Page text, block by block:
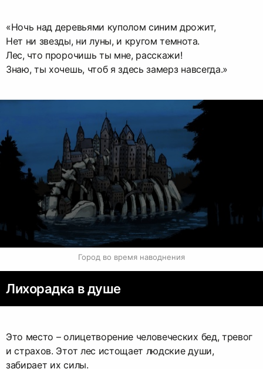
«Ночь над деревьями куполом синим дрожит,
Нет ни звезды, ни луны, и кругом темнота.
Лес, что пророчишь ты мне, расскажи!
Знаю, ты хочешь, чтоб я здесь замерз навсегда.»
Город во время наводнения
Лихорадка в душе
Это место – олицетворение человеческих бед, тревог
и страхов. Этот лес истощает людские души,
забирает их силы.